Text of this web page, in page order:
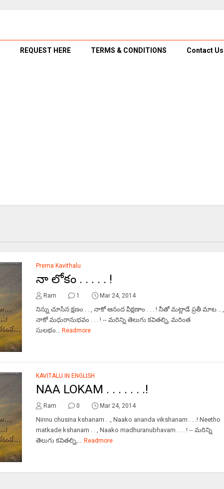
REQUEST HERE TERMS & CONDITIONS Contact Us
Prema Kavithalu
నా లోకం . . . . . !
Ram 1 Mar 24, 2014
నిన్ను చూసిన క్షణం . . , నాకో ఆనంద వీక్షణాం . . . ! నీతో మట్లాడే ప్రతీ మాట .. ,
నాకో మధురానుభవం . . . ! -- మరిన్ని తెలుగు కవితల్ని, మరింత
సులభం... Readmore
KAVITALU IN ENGLISH
NAA LOKAM . . . . . . .!
Ram 0 Mar 24, 2014
Ninnu chusina kshanam . ., Naako ananda vikshanam . . .! Neetho
matkade kshanam . . , Naako madhuranubhavam . . . ! -- మరిన్ని
తెలుగు కవితల్ని,... Readmore